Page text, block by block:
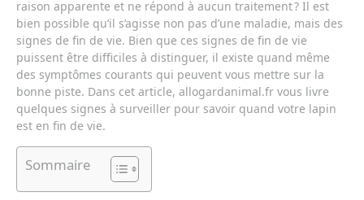
raison apparente et ne répond à aucun traitement ? Il est
bien possible qu’il s’agisse non pas d’une maladie, mais des
signes de fin de vie. Bien que ces signes de fin de vie
puissent être difficiles à distinguer, il existe quand même
des symptômes courants qui peuvent vous mettre sur la
bonne piste. Dans cet article, allogardanimal.fr vous livre
quelques signes à surveiller pour savoir quand votre lapin
est en fin de vie.
Sommaire